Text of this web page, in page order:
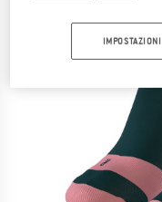
IMPOSTAZIONI